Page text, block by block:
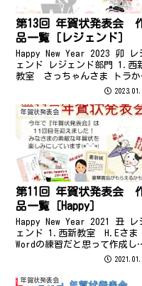
第13回 年賀状発表会
品一覧［レジェンド］
Happy New Year 2023 卯 レ
ェンド レジェンド部門 1.西
教室 さっちゃんさま トラか
ウサギへのバトンタッチにし
シーンになるよう画像を調整
ました。 2.西新教室 楠本
爾さま うさぎ...
年賀状発表会
第11回 年賀状発表会
品一覧［Happy］
Happy New Year 2021 丑 レ
ェンド 1.西新教室 H.Eさま
Wordの練習だと思って作成し
みました。来年は作った年賀
室 あかさま イメージにあわ
年賀状発表会